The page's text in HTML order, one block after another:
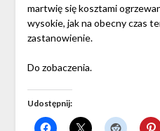
martwię się kosztami
wysokie, jak na obecny czas
zastanowienie.
Do zobaczenia.
Udostępnij: